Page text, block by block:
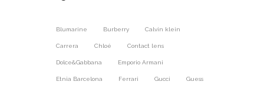
Blumarine Burberry Calvin klein
Carrera Chloé Contact lens
Dolce&Gabbana Emporio Armani
Etnia Barcelona Ferrari Gucci Guess